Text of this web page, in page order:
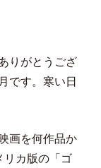
りがとうござ
です。寒い日
画を何作品か
リカ版の「ゴ